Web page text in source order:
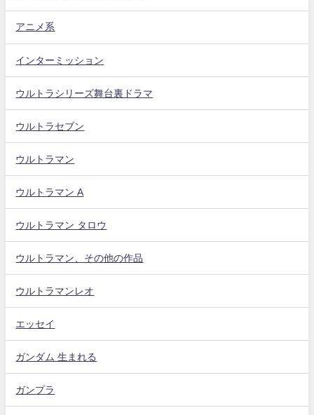
アニメ系
インターミッション
ウルトラシリーズ舞台裏ドラマ
ウルトラセブン
ウルトラマン
ウルトラマン A
ウルトラマン タロウ
ウルトラマン、その他の作品
ウルトラマンレオ
エッセイ
ガンダム 生まれる
ガンプラ